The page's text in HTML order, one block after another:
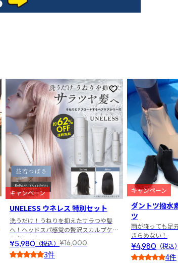
に入りに登録 お気に入りに登録
キャンペーン
UNELESS ウネレス 特別セット
洗うだけ！うねりを抑えたサラつや髪
へ！ヘッドスパ感覚の贅沢スカルプケア
３点セット
¥5,980 （税込） ¥16,000
3件
キャンペーン
ダントツ撥水
ツ
雨が降っても足
きらめない！
¥4,980 （税込）
4件